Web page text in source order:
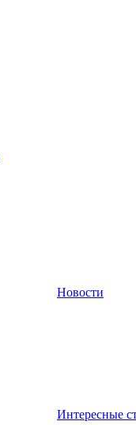
Новости
Интересные